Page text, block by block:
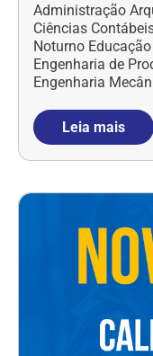
Administração
Ciências
Noturno
Engenharia de
Engenharia
Leia mais